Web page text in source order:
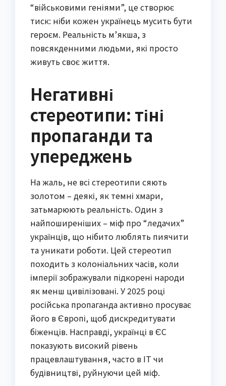
“військовими геніями”, це створює
тиск: ніби кожен українець мусить бути
героєм. Реальність м’якша, з
повсякденними людьми, які просто
живуть своє життя.
Негативні
стереотипи: тіні
пропаганди та
упереджень
На жаль, не всі стереотипи сяють
золотом – деякі, як темні хмари,
затьмарюють реальність. Один з
найпоширеніших – міф про “ледачих”
українців, що нібито люблять пиячити
та уникати роботи. Цей стереотип
походить з колоніальних часів, коли
імперії зображували підкорені народи
як менш цивілізовані. У 2025 році
російська пропаганда активно просуває
його в Європі, щоб дискредитувати
біженців. Насправді, українці в ЄС
показують високий рівень
працевлаштування, часто в IT чи
будівництві, руйнуючи цей міф.